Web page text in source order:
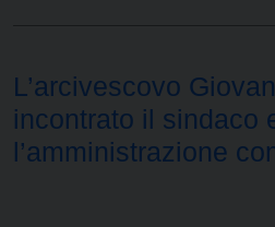
L’arcivescovo
incontrato il sindaco
l’amministrazione